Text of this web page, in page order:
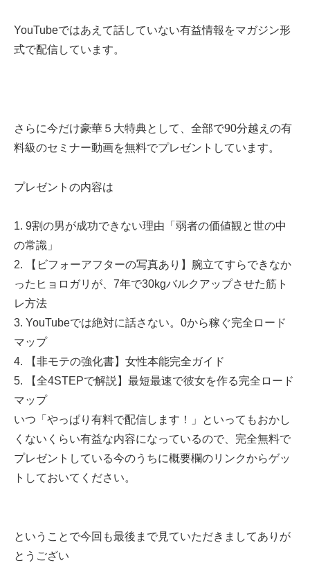
YouTubeではあえて話していない有益情報をマガジン形
式で配信しています。
さらに今だけ豪華５大特典として、全部で90分越えの有
料級のセミナー動画を無料でプレゼントしています。
プレゼントの内容は
1. 9割の男が成功できない理由「弱者の価値観と世の中
の常識」
2. 【ビフォーアフターの写真あり】腕立てすらできなか
ったヒョロガリが、7年で30kgバルクアップさせた筋ト
レ方法
3. YouTubeでは絶対に話さない。0から稼ぐ完全ロード
マップ
4. 【非モテの強化書】女性本能完全ガイド
5. 【全4STEPで解説】最短最速で彼女を作る完全ロード
マップ
いつ「やっぱり有料で配信します！」といってもおかし
くないくらい有益な内容になっているので、完全無料で
プレゼントしている今のうちに概要欄のリンクからゲッ
トしておいてください。
ということで今回も最後まで見ていただきましてありが
とうござい